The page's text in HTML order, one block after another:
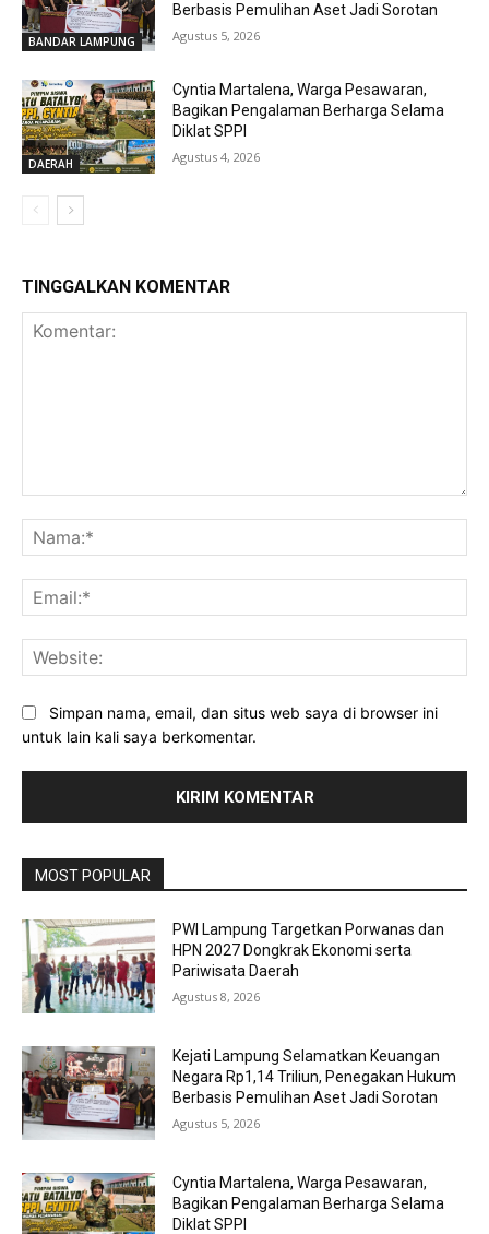
BANDAR LAMPUNG
Berbasis Pemulihan Aset Jadi Sorotan
Agustus 5, 2026
DAERAH
Cyntia Martalena, Warga Pesawaran,
Bagikan Pengalaman Berharga Selama
Diklat SPPI
Agustus 4, 2026
TINGGALKAN KOMENTAR
Simpan nama, email, dan situs web saya di browser ini
untuk lain kali saya berkomentar.
MOST POPULAR
PWI Lampung Targetkan Porwanas dan
HPN 2027 Dongkrak Ekonomi serta
Pariwisata Daerah
Agustus 8, 2026
Kejati Lampung Selamatkan Keuangan
Negara Rp1,14 Triliun, Penegakan Hukum
Berbasis Pemulihan Aset Jadi Sorotan
Agustus 5, 2026
Cyntia Martalena, Warga Pesawaran,
Bagikan Pengalaman Berharga Selama
Diklat SPPI